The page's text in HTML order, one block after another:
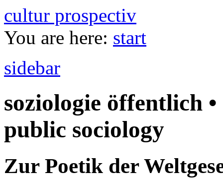
cultur prospectiv
You are here: start
sidebar
soziologie öffentlich
public sociology
Zur Poetik der